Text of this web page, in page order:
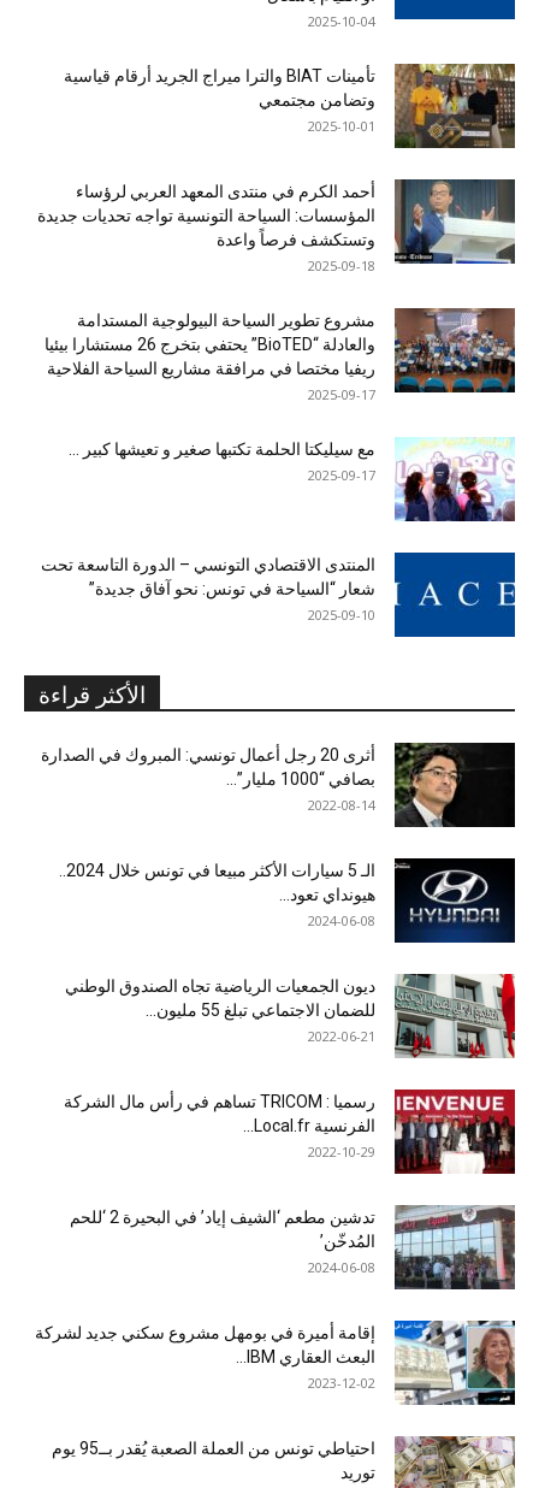
2025-10-04
تأمينات BIAT والترا ميراج الجريد أرقام قياسية
وتضامن مجتمعي
2025-10-01
أحمد الكرم في منتدى المعهد العربي لرؤساء
المؤسسات: السياحة التونسية تواجه تحديات جديدة
وتستكشف فرصاً واعدة
2025-09-18
مشروع تطوير السياحة البيولوجية المستدامة
والعادلة “BioTED” يحتفي بتخرج 26 مستشارا بيئيا
ريفيا مختصا في مرافقة مشاريع السياحة الفلاحية
2025-09-17
مع سيليكتا الحلمة تكتبها صغير و تعيشها كبير …
2025-09-17
المنتدى الاقتصادي التونسي – الدورة التاسعة تحت
شعار “السياحة في تونس: نحو آفاق جديدة”
2025-09-10
الأكثر قراءة
أثرى 20 رجل أعمال تونسي: المبروك في الصدارة
بصافي “1000 مليار”...
2022-08-14
هيونداي تعود...
2024-06-08
ديون الجمعيات الرياضية تجاه الصندوق الوطني
للضمان الاجتماعي تبلغ 55 مليون...
2022-06-21
رسميا : TRICOM تساهم في رأس مال الشركة
الفرنسية Local.fr...
2022-10-29
تدشين مطعم ‘الشيف إياد’ في البحيرة 2 ‘للحم
المُدخّن’
2024-06-08
إقامة أميرة في بومهل مشروع سكني جديد لشركة
البعث العقاري IBM...
2023-12-02
احتياطي تونس من العملة الصعبة يُقدر بــ95 يوم
توريد